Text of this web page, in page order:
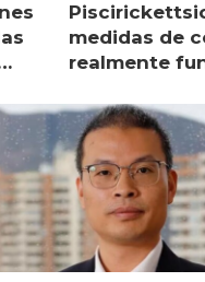
medidas de
realmente